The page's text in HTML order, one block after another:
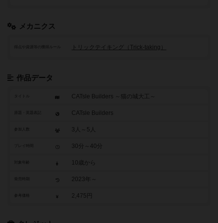
メカニクス
トリックテイキング（Trick-taking）
作品データ
タイトル CATsle Builders ～猫の城大工～
CATsle Builders
参加人数 3人～5人
30分～40分
10歳から
2023年～
参考価格 2,475円